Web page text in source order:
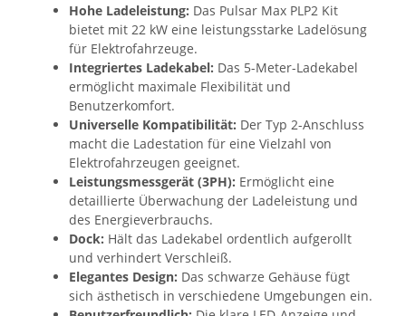
Hohe Ladeleistung: Das Pulsar Max PLP2 Kit
bietet mit 22 kW eine leistungsstarke Ladelösung
für Elektrofahrzeuge.
Integriertes Ladekabel: Das 5-Meter-Ladekabel
ermöglicht maximale Flexibilität und
Benutzerkomfort.
Universelle Kompatibilität: Der Typ 2-Anschluss
macht die Ladestation für eine Vielzahl von
Elektrofahrzeugen geeignet.
Leistungsmessgerät (3PH): Ermöglicht eine
detaillierte Überwachung der Ladeleistung und
des Energieverbrauchs.
Dock: Hält das Ladekabel ordentlich aufgerollt
und verhindert Verschleiß.
Elegantes Design: Das schwarze Gehäuse fügt
sich ästhetisch in verschiedene Umgebungen ein.